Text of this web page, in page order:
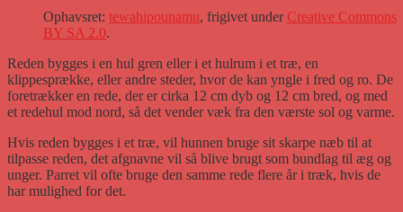
Ophavsret: tewahipounamu, frigivet under Creative Commons
BY SA 2.0.
Reden bygges i en hul gren eller i et hulrum i et træ, en
klippesprække, eller andre steder, hvor de kan yngle i fred og ro. De
foretrækker en rede, der er cirka 12 cm dyb og 12 cm bred, og med
et redehul mod nord, så det vender væk fra den værste sol og varme.
Hvis reden bygges i et træ, vil hunnen bruge sit skarpe næb til at
tilpasse reden, det afgnavne vil så blive brugt som bundlag til æg og
unger. Parret vil ofte bruge den samme rede flere år i træk, hvis de
har mulighed for det.